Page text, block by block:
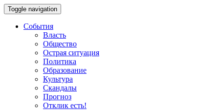
Toggle navigation
События
Власть
Общество
Острая ситуация
Политика
Образование
Культура
Скандалы
Прогноз
Отклик есть!